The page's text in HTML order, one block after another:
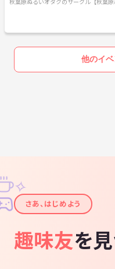
他のイ
✦
✧
さあ、はじめよう
趣味友を